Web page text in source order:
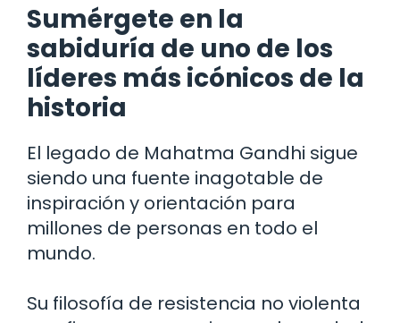
Sumérgete en la
sabiduría de uno de los
líderes más icónicos de la
historia
El legado de Mahatma Gandhi sigue
siendo una fuente inagotable de
inspiración y orientación para
millones de personas en todo el
mundo.
Su filosofía de resistencia no violenta